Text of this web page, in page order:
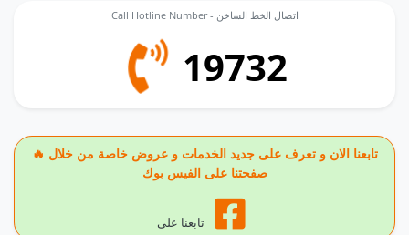
Call Hotline Number - اتصال الخط الساخن
19732
🔥 تابعنا الان و تعرف على جديد الخدمات و عروض خاصة من خلال
صفحتنا على الفيس بوك
تابعنا على